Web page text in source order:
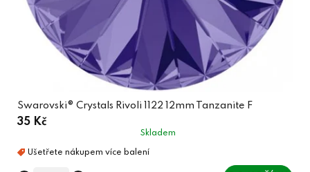
Swarovski® Crystals Rivoli 1122 12mm Tanzanite F
35 Kč
Skladem